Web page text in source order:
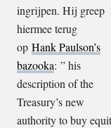
ingrijpen. Hij greep
hiermee terug
op Hank Paulson’s
bazooka: ” his
description of the
Treasury’s new
authority to buy